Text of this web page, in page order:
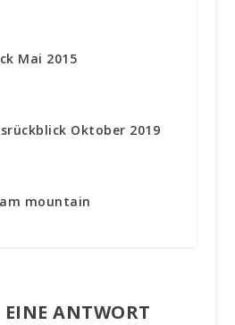
Mai 2015
Oktober 2019
mountain
EINE ANTWORT